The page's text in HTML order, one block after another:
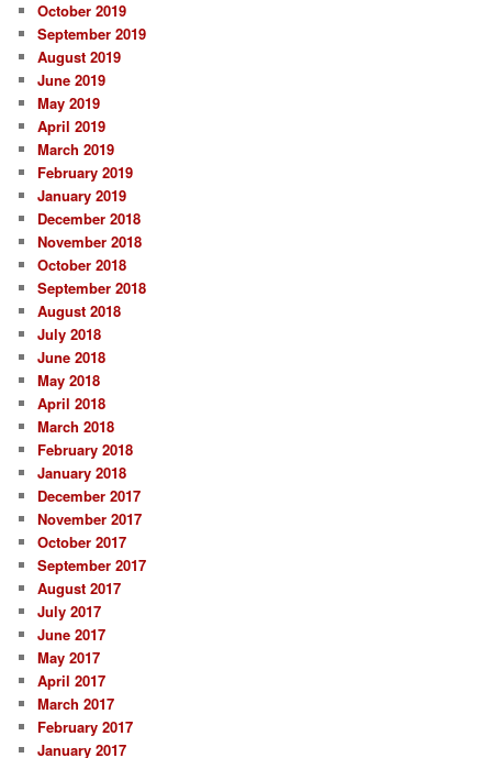
October 2019
September 2019
August 2019
June 2019
May 2019
April 2019
March 2019
February 2019
January 2019
December 2018
November 2018
October 2018
September 2018
August 2018
July 2018
June 2018
May 2018
April 2018
March 2018
February 2018
January 2018
December 2017
November 2017
October 2017
September 2017
August 2017
July 2017
June 2017
May 2017
April 2017
March 2017
February 2017
January 2017